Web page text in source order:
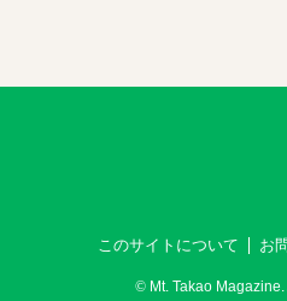
このサイトについて お
© Mt. Takao